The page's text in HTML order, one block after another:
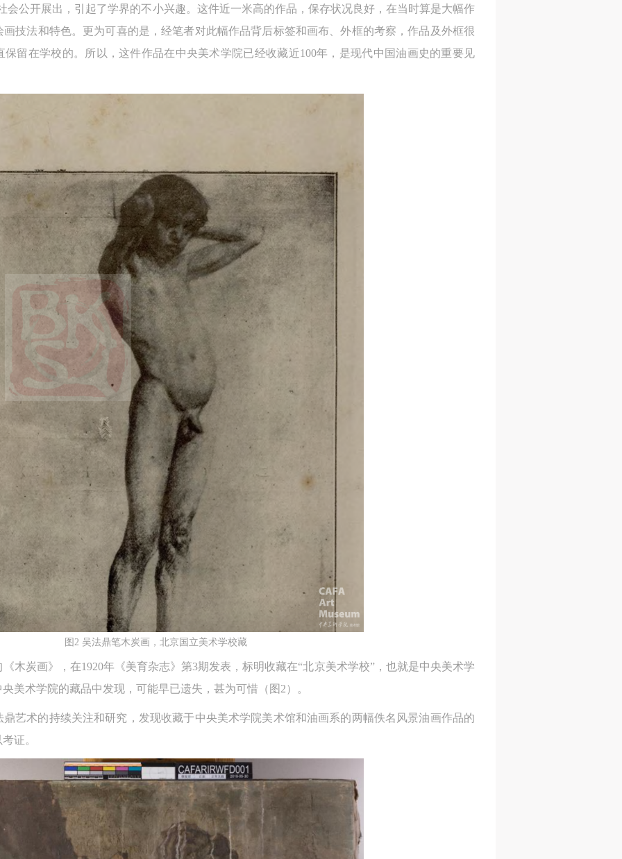
会公开展出，引起了学界的不小兴趣。这件近一米高的作品，保存状况良好，在当时算是大幅作
技法和特色。更为可喜的是，经笔者对此幅作品背后标签和画布、外框的考察，作品及外框很
保留在学校的。所以，这件作品在中央美术学院已经收藏近100年，是现代中国油画史的重要见
图2 吴法鼎笔木炭画，北京国立美术学校藏
木炭画》，在1920年《美育杂志》第3期发表，标明收藏在“北京美术学校”，也就是中央美术学
美术学院的藏品中发现，可能早已遗失，甚为可惜（图2）。
艺术的持续关注和研究，发现收藏于中央美术学院美术馆和油画系的两幅佚名风景油画作品的
证。
构和平台，在中央美术学院中使用和在互联网上传播，同意按相关“章程”规
享受相关权益。
央美术学院美术馆活动安全免责协议书
社会公德规范，并应该具备以人为本、团结友爱、互相帮助和助人为乐的
好品质。
三条
加本次活动人员应该是成年人（具有完全民事行为能力的人，18周岁以
）未成年人必须在成年人的陪同下参观。
四条
加活动者在此次活动期间的人身安全责任自负。鼓励参加者自行购买人身
全保险。活动中一旦出现事故，活动中任何非事故当事人及美术馆将不承
人身事故的任何责任，但有互相援助的义务。参加活动的成员应当积极主
的组织实施救援工作，但对事故本身不承担任何法律责任和经济责任。参
本次活动者的人身安全不负有民事及相关连带责任。
五条
加活动者在此次活动期间应主动遵守美术馆活动秩序、维护美术馆场地及
示、展览、馆藏艺术作品及衍生品的安全。活动中一旦因个人原因造成美
馆场地、空间、艺术品、衍生品等受到不同程度的损失、破坏。活动中任
非事故当事人及美术馆将不承担相应的责任与损失，应由参与活动者根据
应的法律条文、组织规定进行协商和赔偿。并追究相应的法律责任和经济
任。
与活动者在参与活动时应当在美术馆工作人员及活动导师、教师指导下进
，并正确的使用活动中所涉及到的绘画工具、创作材料及配套设备、设
，若参与者因个人原因在使用相应绘画工具、创作材料及配套设备、设施
成个人受伤、伤害他人及造成相应工具、材料、设备或设施的故障或损
中任何非事故当事人及美术馆将不承担人身事故的任何责任。
央美术学院美术馆肖像权许可使用协议
据《中华人民共和国广告法》、《中华人民共和国民法通则》以及 最高人
法院关于贯彻执行 《中华人民共和国民法通则》若干问题的意见（试行）>
，经双方友好协商，甲乙双方就带有甲方肖像的作品的使用达成如下一致
1）、甲方为本协议中的肖像权人，自愿将自己的肖像权许可乙方作符合本
构和平台，在中央美术学院中使用和在互联网上传播，同意按相关“章程”规
享受相关权益。
央美术学院美术馆活动安全免责协议书
社会公德规范，并应该具备以人为本、团结友爱、互相帮助和助人为乐的
好品质。
三条
加本次活动人员应该是成年人（具有完全民事行为能力的人，18周岁以
）未成年人必须在成年人的陪同下参观。
四条
加活动者在此次活动期间的人身安全责任自负。鼓励参加者自行购买人身
全保险。活动中一旦出现事故，活动中任何非事故当事人及美术馆将不承
人身事故的任何责任，但有互相援助的义务。参加活动的成员应当积极主
的组织实施救援工作，但对事故本身不承担任何法律责任和经济责任。参
本次活动者的人身安全不负有民事及相关连带责任。
五条
加活动者在此次活动期间应主动遵守美术馆活动秩序、维护美术馆场地及
示、展览、馆藏艺术作品及衍生品的安全。活动中一旦因个人原因造成美
馆场地、空间、艺术品、衍生品等受到不同程度的损失、破坏。活动中任
非事故当事人及美术馆将不承担相应的责任与损失，应由参与活动者根据
应的法律条文、组织规定进行协商和赔偿。并追究相应的法律责任和经济
任。
与活动者在参与活动时应当在美术馆工作人员及活动导师、教师指导下进
，并正确的使用活动中所涉及到的绘画工具、创作材料及配套设备、设
，若参与者因个人原因在使用相应绘画工具、创作材料及配套设备、设施
成个人受伤、伤害他人及造成相应工具、材料、设备或设施的故障或损
中任何非事故当事人及美术馆将不承担人身事故的任何责任。
央美术学院美术馆肖像权许可使用协议
据《中华人民共和国广告法》、《中华人民共和国民法通则》以及 最高人
法院关于贯彻执行 《中华人民共和国民法通则》若干问题的意见（试行）>
，经双方友好协商，甲乙双方就带有甲方肖像的作品的使用达成如下一致
1）、甲方为本协议中的肖像权人，自愿将自己的肖像权许可乙方作符合本
构和平台，在中央美术学院中使用和在互联网上传播，同意按相关“章程”规
享受相关权益。
央美术学院美术馆活动安全免责协议书
社会公德规范，并应该具备以人为本、团结友爱、互相帮助和助人为乐的
好品质。
三条
加本次活动人员应该是成年人（具有完全民事行为能力的人，18周岁以
）未成年人必须在成年人的陪同下参观。
四条
加活动者在此次活动期间的人身安全责任自负。鼓励参加者自行购买人身
全保险。活动中一旦出现事故，活动中任何非事故当事人及美术馆将不承
人身事故的任何责任，但有互相援助的义务。参加活动的成员应当积极主
的组织实施救援工作，但对事故本身不承担任何法律责任和经济责任。参
本次活动者的人身安全不负有民事及相关连带责任。
五条
加活动者在此次活动期间应主动遵守美术馆活动秩序、维护美术馆场地及
示、展览、馆藏艺术作品及衍生品的安全。活动中一旦因个人原因造成美
馆场地、空间、艺术品、衍生品等受到不同程度的损失、破坏。活动中任
非事故当事人及美术馆将不承担相应的责任与损失，应由参与活动者根据
应的法律条文、组织规定进行协商和赔偿。并追究相应的法律责任和经济
任。
与活动者在参与活动时应当在美术馆工作人员及活动导师、教师指导下进
，并正确的使用活动中所涉及到的绘画工具、创作材料及配套设备、设
，若参与者因个人原因在使用相应绘画工具、创作材料及配套设备、设施
成个人受伤、伤害他人及造成相应工具、材料、设备或设施的故障或损
中任何非事故当事人及美术馆将不承担人身事故的任何责任。
央美术学院美术馆肖像权许可使用协议
据《中华人民共和国广告法》、《中华人民共和国民法通则》以及 最高人
法院关于贯彻执行 《中华人民共和国民法通则》若干问题的意见（试行）>
，经双方友好协商，甲乙双方就带有甲方肖像的作品的使用达成如下一致
1）、甲方为本协议中的肖像权人，自愿将自己的肖像权许可乙方作符合本
可使用雅昌艺术网会员账户登录